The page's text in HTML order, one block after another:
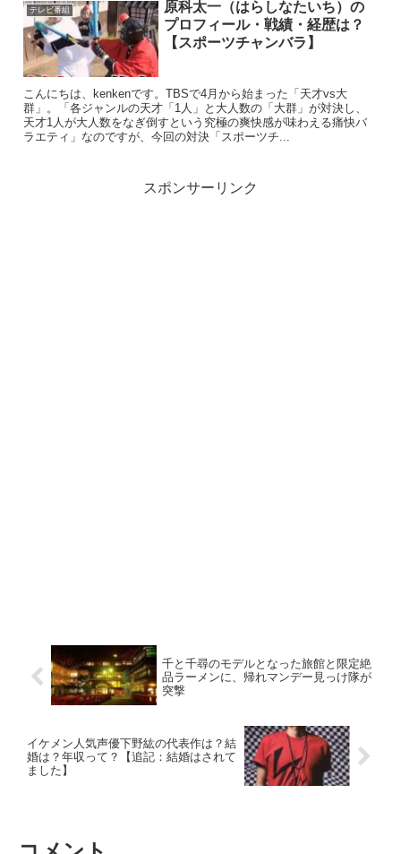
テレビ番組
原科太一（はらしなたいち）の
プロフィール・戦績・経歴は？
【スポーツチャンバラ】
こんにちは、kenkenです。TBSで4月から始まった「天才vs大
群」。「各ジャンルの天才「1人」と大人数の「大群」が対決し、
天才1人が大人数をなぎ倒すという究極の爽快感が味わえる痛快バ
ラエティ」なのですが、今回の対決「スポーツチ...
スポンサーリンク
千と千尋のモデルとなった旅館と限定絶
品ラーメンに、帰れマンデー見っけ隊が
突撃
イケメン人気声優下野紘の代表作は？結
婚は？年収って？【追記：結婚はされて
ました】